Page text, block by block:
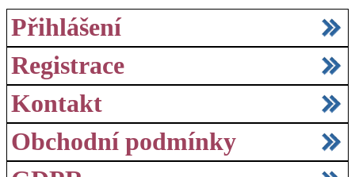
Přihlášení
Registrace
Kontakt
Obchodní podmínky